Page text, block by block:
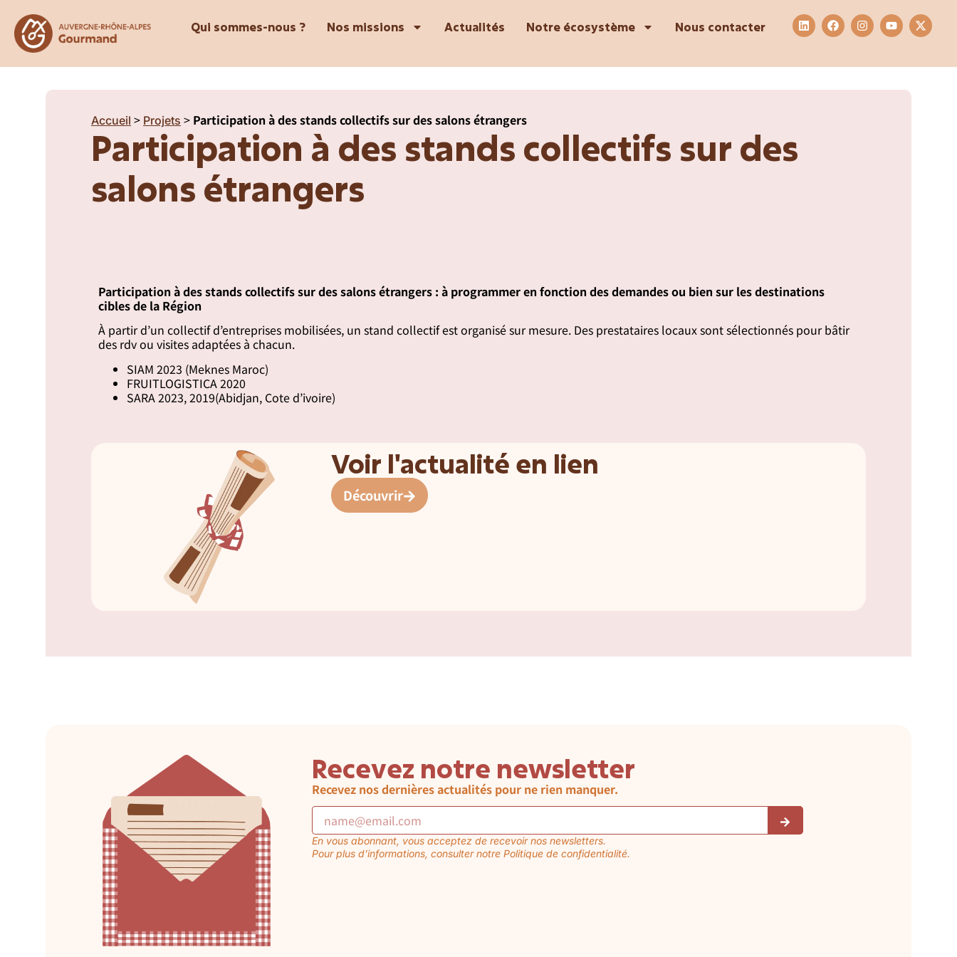
Qui sommes-nous ? Nos missions Actualités Notre écosystème Nous contacter
Accueil > Projets > Participation à des stands collectifs sur des salons étrangers
Participation à des stands collectifs sur des
salons étrangers
Participation à des stands collectifs sur des salons étrangers : à programmer en fonction des demandes ou bien sur les destinations
cibles de la Région
À partir d’un collectif d’entreprises mobilisées, un stand collectif est organisé sur mesure. Des prestataires locaux sont sélectionnés pour bâtir
des rdv ou visites adaptées à chacun.
SIAM 2023 (Meknes Maroc)
FRUITLOGISTICA 2020
SARA 2023, 2019(Abidjan, Cote d’ivoire)
Voir l'actualité en lien
Découvrir
Recevez notre newsletter
Recevez nos dernières actualités pour ne rien manquer.
En vous abonnant, vous acceptez de recevoir nos newsletters.
Pour plus d’informations, consulter notre Politique de confidentialité.